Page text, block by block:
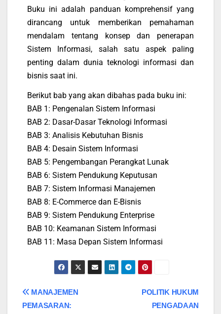
Buku ini adalah panduan komprehensif yang
dirancang untuk memberikan pemahaman
mendalam tentang konsep dan penerapan
Sistem Informasi, salah satu aspek paling
penting dalam dunia teknologi informasi dan
bisnis saat ini.
Berikut bab yang akan dibahas pada buku ini:
BAB 1: Pengenalan Sistem Informasi
BAB 2: Dasar-Dasar Teknologi Informasi
BAB 3: Analisis Kebutuhan Bisnis
BAB 4: Desain Sistem Informasi
BAB 5: Pengembangan Perangkat Lunak
BAB 6: Sistem Pendukung Keputusan
BAB 7: Sistem Informasi Manajemen
BAB 8: E-Commerce dan E-Bisnis
BAB 9: Sistem Pendukung Enterprise
BAB 10: Keamanan Sistem Informasi
BAB 11: Masa Depan Sistem Informasi
POLITIK HUKUM
PENGADAAN
MANAJEMEN
PEMASARAN: